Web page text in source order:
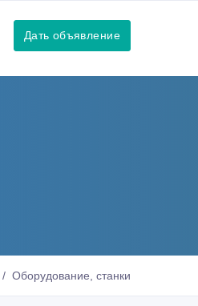
Дать объявление
Оборудование, станки